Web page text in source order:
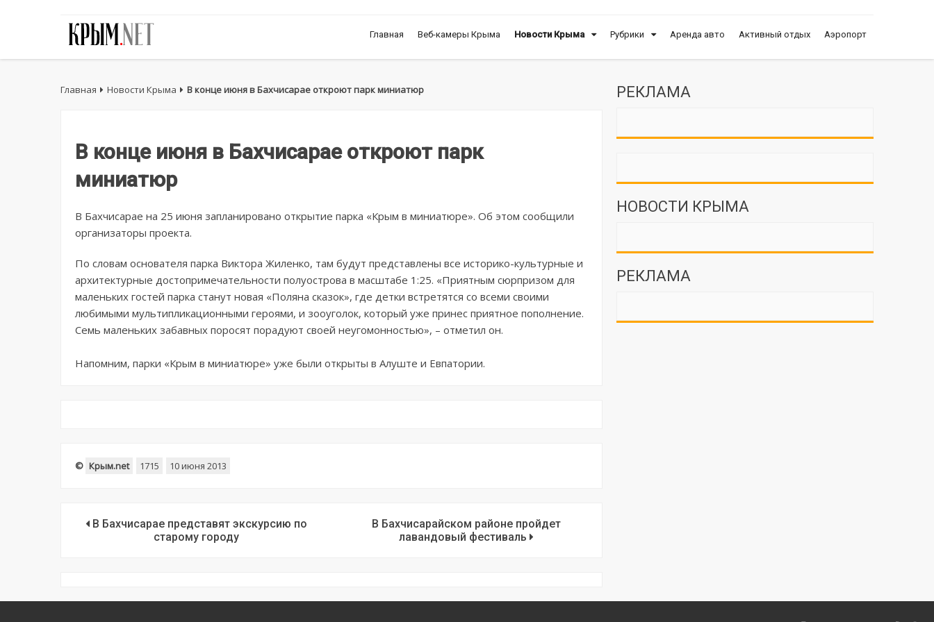
Главная Веб-камеры Крыма Новости Крыма Рубрики Аренда авто Активный отдых Аэропорт
Главная Новости Крыма В конце июня в Бахчисарае откроют парк миниатюр
В конце июня в Бахчисарае откроют парк
миниатюр
В Бахчисарае на 25 июня запланировано открытие парка «Крым в миниатюре». Об этом сообщили
организаторы проекта.
По словам основателя парка Виктора Жиленко, там будут представлены все историко-культурные и
архитектурные достопримечательности полуострова в масштабе 1:25. «Приятным сюрпризом для
маленьких гостей парка станут новая «Поляна сказок», где детки встретятся со всеми своими
любимыми мультипликационными героями, и зооуголок, который уже принес приятное пополнение.
Семь маленьких забавных поросят порадуют своей неугомонностью», – отметил он.
Напомним, парки «Крым в миниатюре» уже были открыты в Алуште и Евпатории.
© Крым.net 1715 10 июня 2013
В Бахчисарае представят экскурсию по
старому городу
В Бахчисарайском районе пройдет
лавандовый фестиваль
РЕКЛАМА
НОВОСТИ КРЫМА
РЕКЛАМА